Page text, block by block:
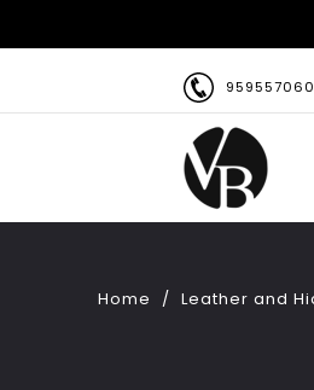
959557060
Home Leather and